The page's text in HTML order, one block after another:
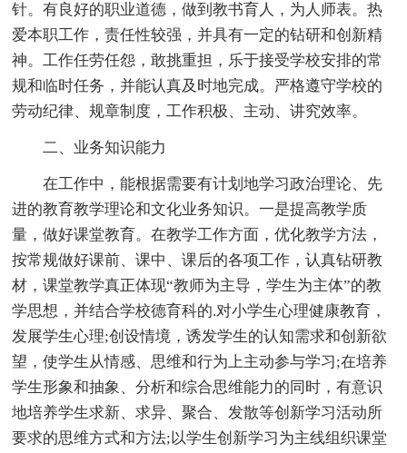
针。有良好的职业道德，做到教书育人，为人师表。热
爱本职工作，责任性较强，并具有一定的钻研和创新精
神。工作任劳任怨，敢挑重担，乐于接受学校安排的常
规和临时任务，并能认真及时地完成。严格遵守学校的
劳动纪律、规章制度，工作积极、主动、讲究效率。
二、业务知识能力
在工作中，能根据需要有计划地学习政治理论、先
进的教育教学理论和文化业务知识。一是提高教学质
量，做好课堂教育。在教学工作方面，优化教学方法，
按常规做好课前、课中、课后的各项工作，认真钻研教
材，课堂教学真正体现“教师为主导，学生为主体”的教
学思想，并结合学校德育科的.对小学生心理健康教育，
发展学生心理;创设情境，诱发学生的认知需求和创新欲
望，使学生从情感、思维和行为上主动参与学习;在培养
学生形象和抽象、分析和综合思维能力的同时，有意识
地培养学生求新、求异、聚合、发散等创新学习活动所
要求的思维方式和方法;以学生创新学习为主线组织课堂